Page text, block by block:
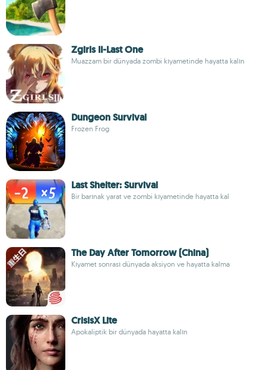
Zgirls II-Last One
Muazzam bir dünyada zombi kıyametinde hayatta kalın
Dungeon Survival
Frozen Frog
Last Shelter: Survival
Bir barınak yarat ve zombi kıyametinde hayatta kal
The Day After Tomorrow (China)
Kıyamet sonrası dünyada aksiyon ve hayatta kalma
CrisisX Lite
Apokaliptik bir dünyada hayatta kalın